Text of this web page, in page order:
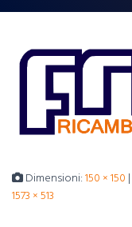
Dimensioni:150 × 150 |
1573 × 513